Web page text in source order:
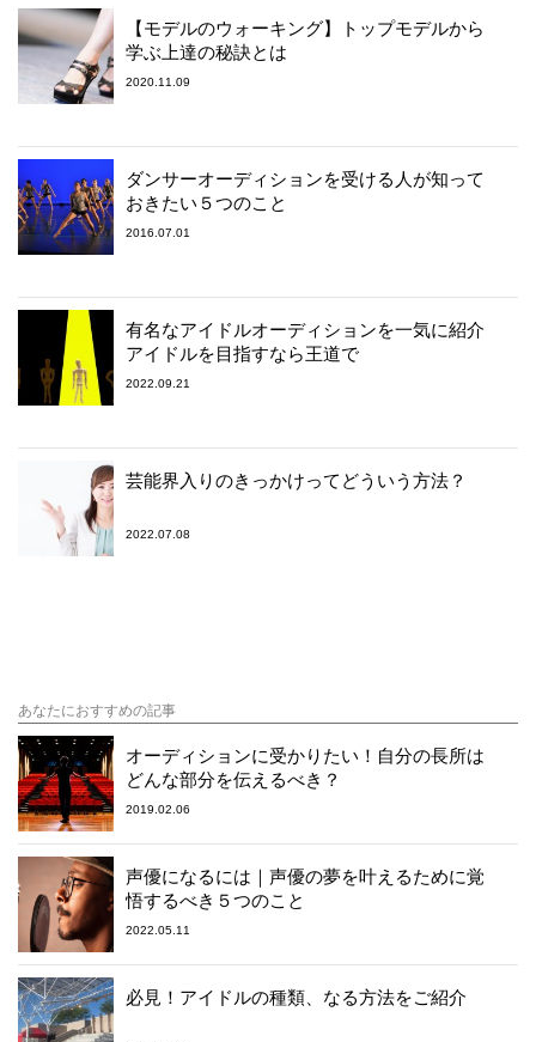
【モデルのウォーキング】トップモデルから
学ぶ上達の秘訣とは
2020.11.09
ダンサーオーディションを受ける人が知って
おきたい５つのこと
2016.07.01
有名なアイドルオーディションを一気に紹介
アイドルを目指すなら王道で
2022.09.21
芸能界入りのきっかけってどういう方法？
2022.07.08
あなたにおすすめの記事
オーディションに受かりたい！自分の長所は
どんな部分を伝えるべき？
2019.02.06
声優になるには｜声優の夢を叶えるために覚
悟するべき５つのこと
2022.05.11
必見！アイドルの種類、なる方法をご紹介